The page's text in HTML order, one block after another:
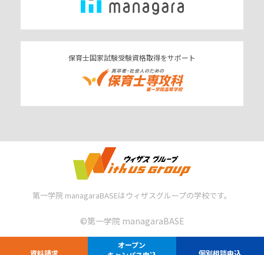
資料請求
オープン
個別相談申込
保育士国家試験受験資格取得をサポート
第一学院 managaraBASEはウィザスグループの学校です。
©︎第一学院 managaraBASE